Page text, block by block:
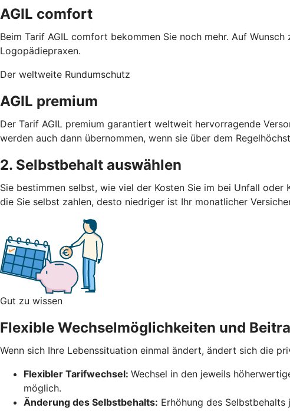
AGIL comfort
Beim Tarif AGIL comfort bekommen Sie noch mehr. Auf
Logopädiepraxen.
Der weltweite Rundumschutz
AGIL premium
Der Tarif AGIL premium garantiert weltweit hervorragende
werden auch dann übernommen, wenn sie über dem
2. Selbstbehalt auswählen
Sie bestimmen selbst, wie viel der Kosten Sie im bei Unfall
die Sie selbst zahlen, desto niedriger ist Ihr monatlicher
Gut zu wissen
Flexible Wechselmöglichkeiten und
Wenn sich Ihre Lebenssituation einmal ändert, ändert sich die
Flexibler Tarifwechsel: Wechsel in den jeweils
möglich.
Änderung des Selbstbehalts: Erhöhung des